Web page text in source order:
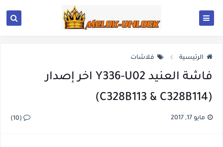
الرئيسية فلاشات
فاشة العنيد Y336-U02 اخر إصدار
(C328B113 & C328B114)
مايو 17, 2017 (10)